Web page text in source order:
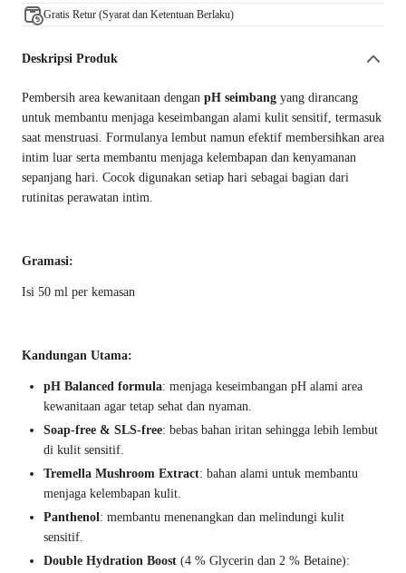
Gratis Retur (Syarat dan Ketentuan Berlaku)
Deskripsi Produk
Pembersih area kewanitaan dengan pH seimbang yang dirancang
untuk membantu menjaga keseimbangan alami kulit sensitif, termasuk
saat menstruasi. Formulanya lembut namun efektif membersihkan area
intim luar serta membantu menjaga kelembapan dan kenyamanan
sepanjang hari. Cocok digunakan setiap hari sebagai bagian dari
rutinitas perawatan intim.
Gramasi:
Isi 50 ml per kemasan
Kandungan Utama:
pH Balanced formula: menjaga keseimbangan pH alami area
kewanitaan agar tetap sehat dan nyaman.
Soap-free & SLS-free: bebas bahan iritan sehingga lebih lembut
di kulit sensitif.
Tremella Mushroom Extract: bahan alami untuk membantu
menjaga kelembapan kulit.
Panthenol: membantu menenangkan dan melindungi kulit
sensitif.
Double Hydration Boost (4 % Glycerin dan 2 % Betaine):